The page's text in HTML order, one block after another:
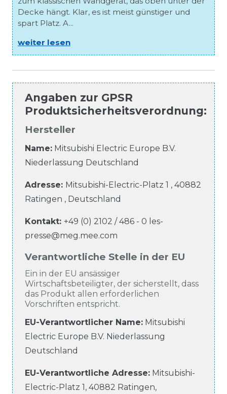
Decke hängt. Klar, es ist meist günstiger und
spart Platz. A...
weiter lesen
Angaben zur GPSR
Produktsicherheitsverordnung:
Hersteller
Name: Mitsubishi Electric Europe B.V.
Niederlassung Deutschland
Adresse: Mitsubishi-Electric-Platz 1 , 40882
Ratingen , Deutschland
Kontakt: +49 (0) 2102 / 486 - 0 les-
presse@meg.mee.com
Verantwortliche Stelle in der EU
Ein in der EU ansässiger
Wirtschaftsbeteiligter, der sicherstellt, dass
das Produkt allen erforderlichen
Vorschriften entspricht.
EU-Verantwortlicher Name: Mitsubishi
Electric Europe B.V. Niederlassung
Deutschland
EU-Verantwortliche Adresse: Mitsubishi-
Electric-Platz 1, 40882 Ratingen,